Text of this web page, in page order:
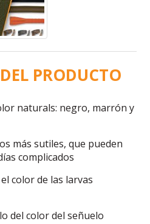
PRODUCTO
naturals: negro, marrón y
más sutiles, que pueden
complicados
color de las larvas
del color del señuelo